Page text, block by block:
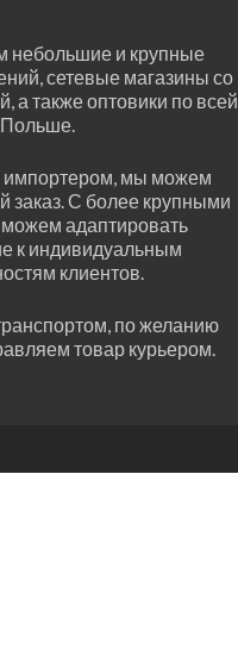
небольшие и крупные
сетевые магазины со
а также оптовики по всей
Польше.
мы можем
заказ. С более крупными
адаптировать
к индивидуальным
клиентов.
по желанию
товар курьером.